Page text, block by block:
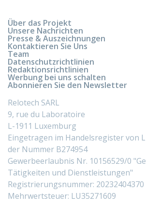
Über das Projekt
Unsere Nachrichten
Presse & Auszeichnungen
Kontaktieren Sie Uns
Team
Datenschutzrichtlinien
Redaktionsrichtlinien
Werbung bei uns schalten
Abonnieren Sie den Newsletter
Relotech SARL
9, rue du Laboratoire
L-1911 Luxemburg
Eingetragen im Handelsregister von
der Nummer B274954
Gewerbeerlaubnis Nr. 10156529/0
Tätigkeiten und Dienstleistungen"
Registrierungsnummer: 20232404370
Mehrwertsteuer: LU35271609